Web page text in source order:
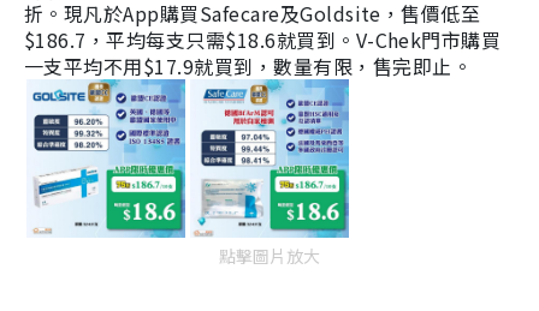
折。現凡於App購買Safecare及Goldsite，售價低至
$186.7，平均每支只需$18.6就買到。V-Chek門市購買
一支平均不用$17.9就買到，數量有限，售完即止。
點擊圖片放大